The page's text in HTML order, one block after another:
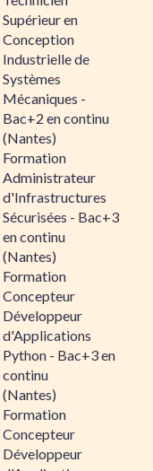
Supérieur en
Conception
Industrielle de
Systèmes
Mécaniques -
Bac+2 en continu
(Nantes)
Formation
Administrateur
d'Infrastructures
Sécurisées - Bac+3
en continu
(Nantes)
Formation
Concepteur
Développeur
d'Applications
Python - Bac+3 en
continu
(Nantes)
Formation
Concepteur
Développeur